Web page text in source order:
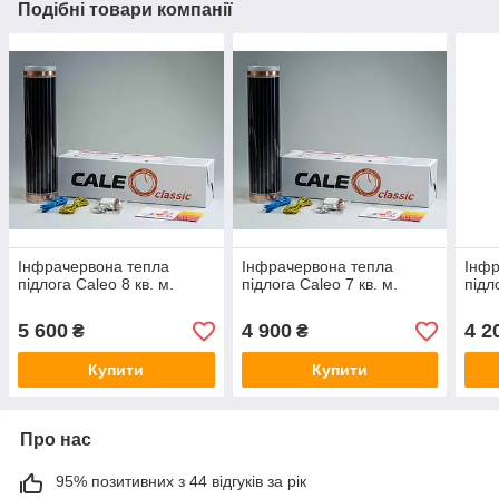
Подібні товари компанії
Інфрачервона тепла
підлога Caleo 8 кв. м.
5 600 ₴
Купити
Інфрачервона тепла
підлога Caleo 7 кв. м.
4 900₴
Купити
4
Про нас
95% позитивних з 44 відгуків за рік